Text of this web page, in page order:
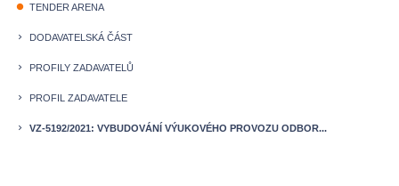
fiber_manual_record TENDER ARENA
keyboard_arrow_right DODAVATELSKÁ ČÁST
keyboard_arrow_right PROFILY ZADAVATELŮ
keyboard_arrow_right PROFIL ZADAVATELE
keyboard_arrow_right VZ-5192/2021: VYBUDOVÁNÍ VÝUKOVÉHO PROVOZU ODBOR...